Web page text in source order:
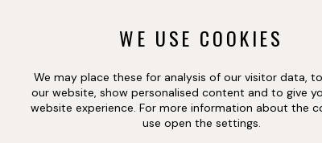
WE USE COOKIES
We may place these for analysis of our visitor data,
our website, show personalised content and to give
website experience. For more information about the
use open the settings.